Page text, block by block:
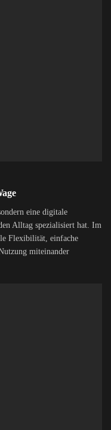
eine digitale
Alltag spezialisiert hat. Im
Flexibilität, einfache
miteinander